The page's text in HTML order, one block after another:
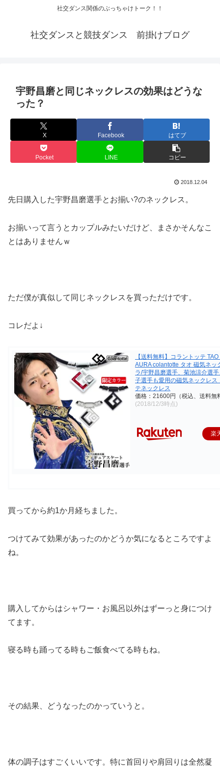
社交ダンス関係のぶっちゃけトーク！！
社交ダンスと競技ダンス 前掛けブログ
宇野昌磨と同じネックレスの効果はどうな
った？
X Facebook はてブ
Pocket LINE コピー
2018.12.04
先日購入した宇野昌磨選手とお揃い?のネックレス。
お揃いって言うとカップルみたいだけど、まさかそんなこ
とはありませんｗ
ただ僕が真似して同じネックレスを買っただけです。
コレだよ↓
【送料無料】コラントッテ
AURA colantotte タオ 磁気ネッ
ラ/宇野昌磨選手、菊池涼介選
子選手も愛用の磁気ネックレス
テネックレス
価格：21600円（税込、送料無
(2018/12/3時点)
楽
買ってから約1か月経ちました。
つけてみて効果があったのかどうか気になるところですよ
ね。
購入してからはシャワー・お風呂以外はずーっと身につけ
てます。
寝る時も踊ってる時もご飯食べてる時もね。
その結果、どうなったのかっていうと。
体の調子はすごくいいです。特に首回りや肩回りは全然凝